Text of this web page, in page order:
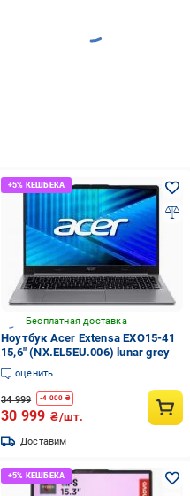
Бесплатная доставка
Ноутбук Acer Extensa EXO15-41
15,6" (NX.EL5EU.006) lunar grey
оценить
34 999 -4 000 ₴
30 999 ₴/шт.
Доставим